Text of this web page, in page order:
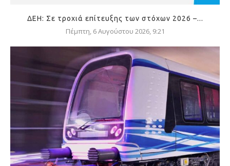
ΔΕΗ: Σε τροχιά επίτευξης των στόχων 2026 –...
Πέμπτη, 6 Αυγούστου 2026, 9:21